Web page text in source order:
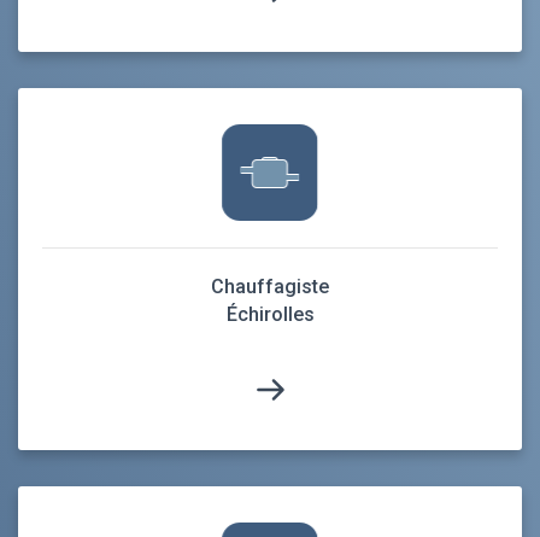
Chauffagiste
Échirolles